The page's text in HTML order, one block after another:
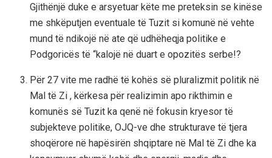
Gjithënjë duke e arsyetuar këte me preteksin se kinëse
me shkëputjen eventuale të Tuzit si komunë në vehte
mund të ndikojë në ate që udhëheqja politike e
Podgoricës të “kalojë në duart e opozitës serbe!?
Për 27 vite me radhë të kohës së pluralizmit politik në
Mal të Zi , kërkesa për realizimin apo rikthimin e
komunës së Tuzit ka qenë në fokusin kryesor të
subjekteve politike, OJQ-ve dhe strukturave të tjera
shoqërore në hapësirën shqiptare në Mal të Zi dhe ka